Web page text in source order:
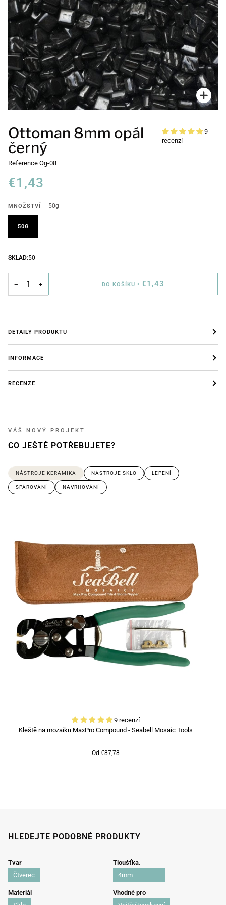
Ottoman 8mm opál
černý
9
recenzí
Reference Og-08
€1,43
MNOŽSTVÍ 50g
50G
SKLAD:50
− + DO KOŠÍKU• €1,43
DETAILY PRODUKTU
INFORMACE
RECENZE
VÁŠ NOVÝ PROJEKT
CO JEŠTĚ POTŘEBUJETE?
NÁSTROJE KERAMIKA NÁSTROJE SKLO LEPENÍ
SPÁROVÁNÍ NAVRHOVÁNÍ
9 recenzí
Kleště na mozaiku MaxPro Compound - Seabell Mosaic Tools
Od €87,78
HLEDEJTE PODOBNÉ PRODUKTY
Tvar
Čtverec
Tloušťka.
4mm
Materiál
Vhodné pro